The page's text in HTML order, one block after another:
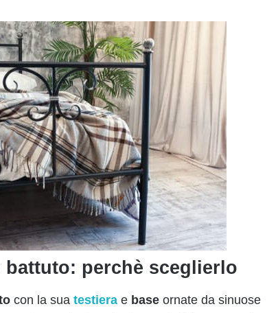
perchè sceglierlo
con la sua testiera e base ornate da sinuose